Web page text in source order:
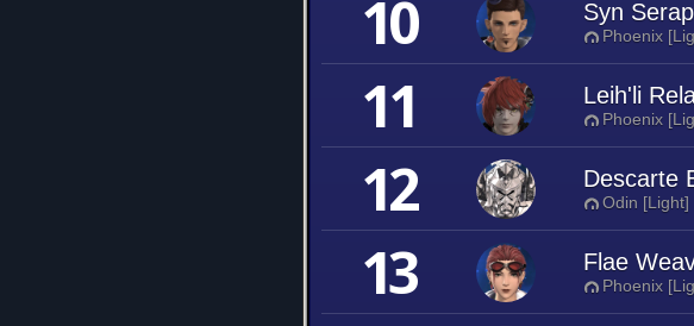
10 Syn
Phoenix
11 Leih'li
Phoenix
12 Descarte
Odin [Light]
13 Flae
Phoenix